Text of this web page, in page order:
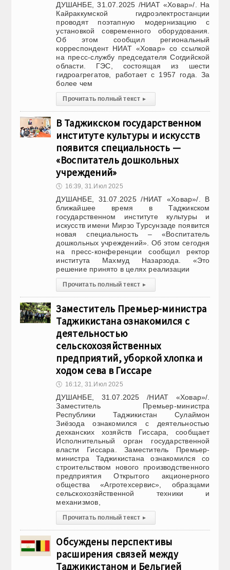
ДУШАНБЕ, 31.07.2025 /НИАТ «Ховар»/. На
Кайраккумской гидроэлектростанции
проводят поэтапную модернизацию с
установкой современного оборудования.
Об этом сообщил региональный
корреспондент НИАТ «Ховар» со ссылкой
на пресс-службу председателя Согдийской
области. ГЭС, состоящая из шести
гидроагрегатов, работает с 1957 года. За
более чем
Прочитать полный текст ▸
В Таджикском государственном
институте культуры и искусств
появится специальность —
«Воспитатель дошкольных
учреждений»
🕔 16:39, 31.Июл 2025
ДУШАНБЕ, 31.07.2025 /НИАТ «Ховар»/. В
ближайшее время в Таджикском
государственном институте культуры и
искусств имени Мирзо Турсунзаде появится
новая специальность – «Воспитатель
дошкольных учреждений». Об этом сегодня
на пресс-конференции сообщил ректор
института Махмуд Назарзода. «Это
решение принято в целях реализации
Прочитать полный текст ▸
Заместитель Премьер-министра
Таджикистана ознакомился с
деятельностью
сельскохозяйственных
предприятий, уборкой хлопка и
ходом сева в Гиссаре
🕔 16:12, 31.Июл 2025
ДУШАНБЕ, 31.07.2025 /НИАТ «Ховар»/.
Заместитель Премьер-министра
Республики Таджикистан Сулаймон
Зиёзода ознакомился с деятельностью
дехканских хозяйств Гиссара, сообщает
Исполнительный орган государственной
власти Гиссара. Заместитель Премьер-
министра Таджикистана ознакомился со
строительством нового производственного
предприятия Открытого акционерного
общества «Агротехсервис», образцами
сельскохозяйственной техники и
механизмов,
Прочитать полный текст ▸
Обсуждены перспективы
расширения связей между
Таджикистаном и Бельгией